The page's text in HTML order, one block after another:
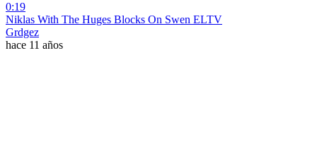
0:19
Niklas With The Huges Blocks On Swen ELTV
Grdgez
hace 11 años